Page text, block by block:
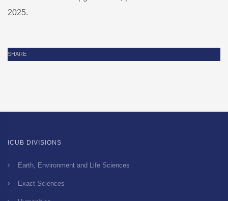
2025.
SHARE
ICUB DIVISIONS
Earth, Environment and Life Sciences
Exact Sciences